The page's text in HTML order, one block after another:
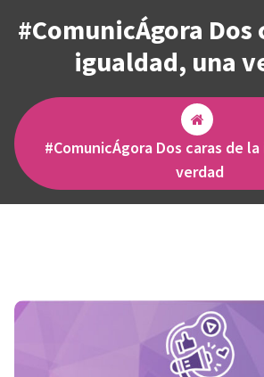
#ComunicÁgora Dos
igualdad, una
#ComunicÁgora Dos caras de
verdad